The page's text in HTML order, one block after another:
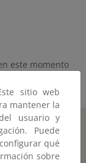
este momento
sitio web
mantener la
usuario y
Puede
qué
sobre